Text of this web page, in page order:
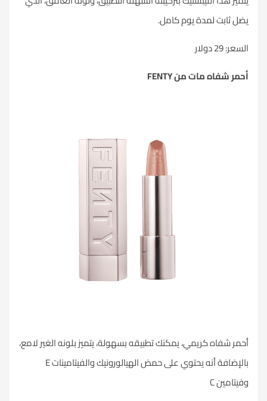
يضل ثابت لمدة يوم كامل.
السعر: 29 دولار
أحمر شفاه مات من FENTY
أحمر شفاه كريمي، يمكنك تطبيقه بسهولة، يتميز بلونه الغير لامع،
بالإضافة أنه يحتوي على حمض الهيالورونيك والفيتامينات E
وفيتامين C